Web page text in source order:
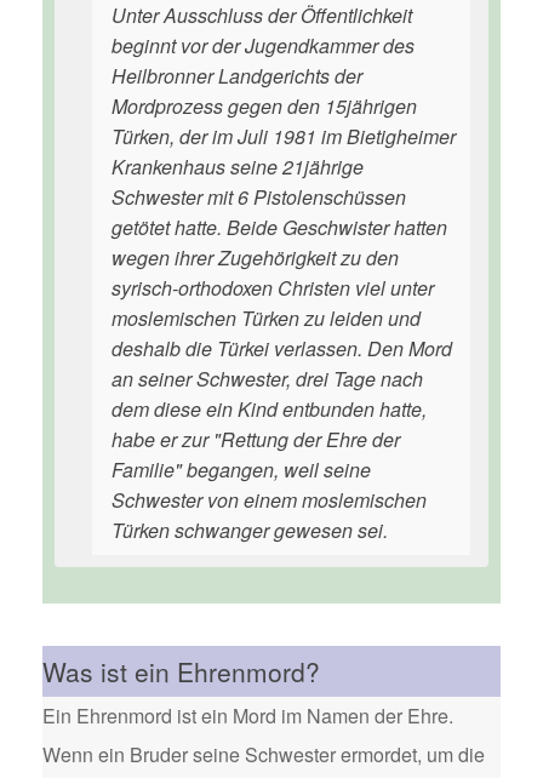
Unter Ausschluss der Öffentlichkeit
beginnt vor der Jugendkammer des
Heilbronner Landgerichts der
Mordprozess gegen den 15jährigen
Türken, der im Juli 1981 im Bietigheimer
Krankenhaus seine 21jährige
Schwester mit 6 Pistolenschüssen
getötet hatte. Beide Geschwister hatten
wegen ihrer Zugehörigkeit zu den
syrisch-orthodoxen Christen viel unter
moslemischen Türken zu leiden und
deshalb die Türkei verlassen. Den Mord
an seiner Schwester, drei Tage nach
dem diese ein Kind entbunden hatte,
habe er zur "Rettung der Ehre der
Familie" begangen, weil seine
Schwester von einem moslemischen
Türken schwanger gewesen sei.
Was ist ein Ehrenmord?
Ein Ehrenmord ist ein Mord im Namen der Ehre.
Wenn ein Bruder seine Schwester ermordet, um die